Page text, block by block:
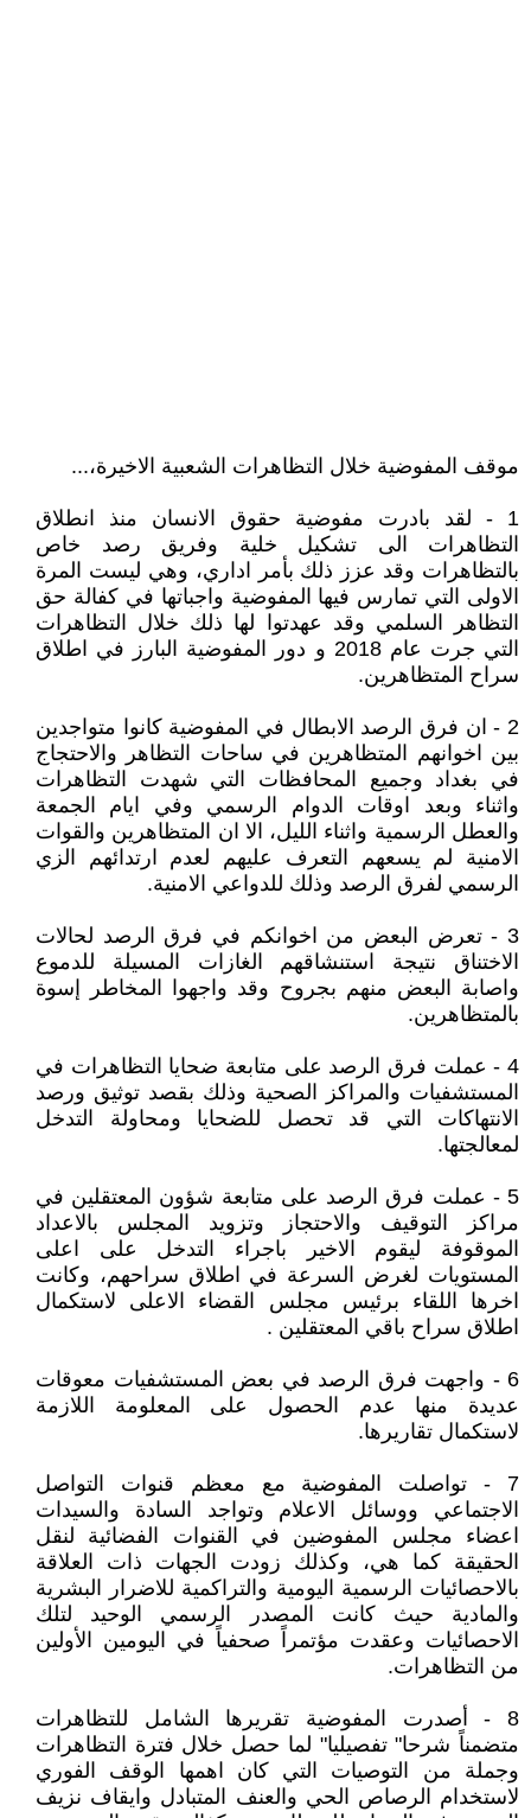
موقف المفوضية خلال التظاهرات الشعبية الاخيرة،...
1 - لقد بادرت مفوضية حقوق الانسان منذ انطلاق
التظاهرات الى تشكيل خلية وفريق رصد خاص
بالتظاهرات وقد عزز ذلك بأمر اداري، وهي ليست المرة
الاولى التي تمارس فيها المفوضية واجباتها في كفالة حق
التظاهر السلمي وقد عهدتوا لها ذلك خلال التظاهرات
التي جرت عام 2018 و دور المفوضية البارز في اطلاق
سراح المتظاهرين.
2 - ان فرق الرصد الابطال في المفوضية كانوا متواجدين
بين اخوانهم المتظاهرين في ساحات التظاهر والاحتجاج
في بغداد وجميع المحافظات التي شهدت التظاهرات
واثناء وبعد اوقات الدوام الرسمي وفي ايام الجمعة
والعطل الرسمية واثناء الليل، الا ان المتظاهرين والقوات
الامنية لم يسعهم التعرف عليهم لعدم ارتدائهم الزي
الرسمي لفرق الرصد وذلك للدواعي الامنية.
3 - تعرض البعض من اخوانكم في فرق الرصد لحالات
الاختناق نتيجة استنشاقهم الغازات المسيلة للدموع
واصابة البعض منهم بجروح وقد واجهوا المخاطر إسوة
بالمتظاهرين.
4 - عملت فرق الرصد على متابعة ضحايا التظاهرات في
المستشفيات والمراكز الصحية وذلك بقصد توثيق ورصد
الانتهاكات التي قد تحصل للضحايا ومحاولة التدخل
لمعالجتها.
5 - عملت فرق الرصد على متابعة شؤون المعتقلين في
مراكز التوقيف والاحتجاز وتزويد المجلس بالاعداد
الموقوفة ليقوم الاخير باجراء التدخل على اعلى
المستويات لغرض السرعة في اطلاق سراحهم، وكانت
اخرها اللقاء برئيس مجلس القضاء الاعلى لاستكمال
اطلاق سراح باقي المعتقلين .
6 - واجهت فرق الرصد في بعض المستشفيات معوقات
عديدة منها عدم الحصول على المعلومة اللازمة
لاستكمال تقاريرها.
7 - تواصلت المفوضية مع معظم قنوات التواصل
الاجتماعي ووسائل الاعلام وتواجد السادة والسيدات
اعضاء مجلس المفوضين في القنوات الفضائية لنقل
الحقيقة كما هي، وكذلك زودت الجهات ذات العلاقة
بالاحصائيات الرسمية اليومية والتراكمية للاضرار البشرية
والمادية حيث كانت المصدر الرسمي الوحيد لتلك
الاحصائيات وعقدت مؤتمراً صحفياً في اليومين الأولين
من التظاهرات.
8 - أصدرت المفوضية تقريرها الشامل للتظاهرات
متضمناً شرحا" تفصيليا" لما حصل خلال فترة التظاهرات
وجملة من التوصيات التي كان اهمها الوقف الفوري
لاستخدام الرصاص الحي والعنف المتبادل وايقاف نزيف